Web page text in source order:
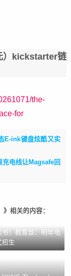
）kickstarter链
the-
for
E-ink键盘炫酷又实
电线让Magsafe回
相关的内容：
书！教育部：明年电
招生